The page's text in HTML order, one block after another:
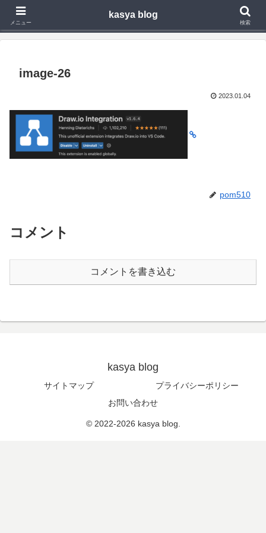
Webアプリ,モバイルアプリの開発や技術検証で得た知見を発信
image-26
2023.01.04
pom510
コメント
コメントを書き込む
kasya blog
サイトマップ
プライバシーポリシー
お問い合わせ
© 2022-2026 kasya blog.
メニュー
kasya blog
検索